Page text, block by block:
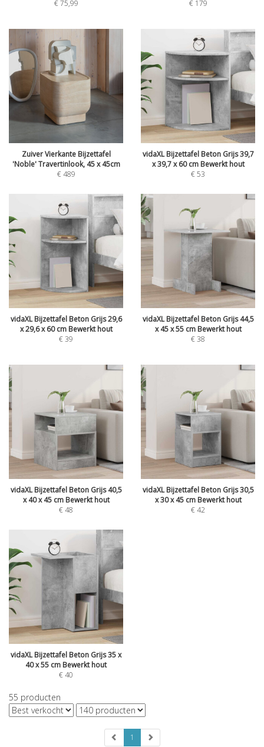
€75,99 € 179
Zuiver Vierkante Bijzettafel
'Noble' Travertinlook, 45 x 45cm
€489
vidaXL Bijzettafel Beton Grijs 39,7
x 39,7 x 60 cm Bewerkt hout
€53
vidaXL Bijzettafel Beton Grijs 29,6
x 29,6 x 60 cm Bewerkt hout
€39
vidaXL Bijzettafel Beton Grijs 44,5
x 45 x 55 cm Bewerkt hout
€38
vidaXL Bijzettafel Beton Grijs 40,5
x 40 x 45 cm Bewerkt hout
€48
vidaXL Bijzettafel Beton Grijs 30,5
x 30 x 45 cm Bewerkt hout
€42
vidaXL Bijzettafel Beton Grijs 35 x
40 x 55 cm Bewerkt hout
€40
55 producten
1